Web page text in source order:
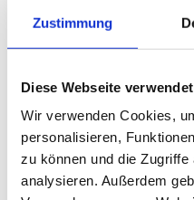
Zustimmung
Diese Webseite
Wir verwenden Cookies,
personalisieren,
zu können und die
analysieren. Außerdem
Stadtpark über die Lindenallee
Anfahrt